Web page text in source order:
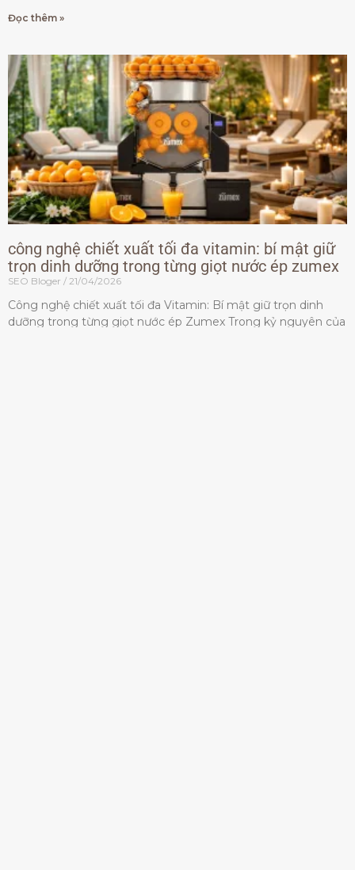
Đọc thêm »
công nghệ chiết xuất tối đa vitamin: bí mật giữ
trọn dinh dưỡng trong từng giọt nước ép zumex
SEO Bloger 21/04/2026
Công nghệ chiết xuất tối đa Vitamin: Bí mật giữ trọn dinh
dưỡng trong từng giọt nước ép Zumex Trong kỷ nguyên của